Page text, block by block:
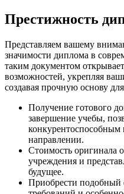
Престижность
Представляем вашему
значимости диплома в
таким документом
возможностей, укрепляя
создавая прочную основу
Получение готового
завершение учебы,
конкурентоспособным
направлении.
Стоимость оригинала
учреждения и
будущее.
Приобрести подобный